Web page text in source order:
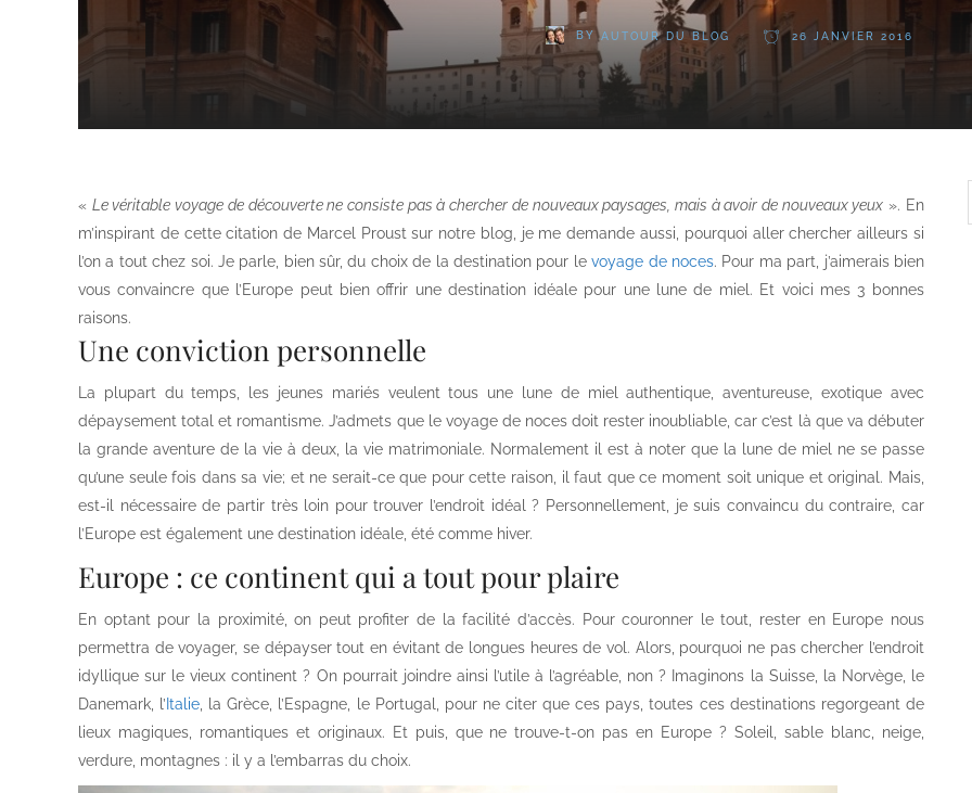
BY AUTOUR DU BLOG 26 JANVIER 2016
« Le véritable voyage de découverte ne consiste pas à chercher de nouveaux paysages, mais à avoir de nouveaux yeux ». En
m’inspirant de cette citation de Marcel Proust sur notre blog, je me demande aussi, pourquoi aller chercher ailleurs si
l’on a tout chez soi. Je parle, bien sûr, du choix de la destination pour levoyage de noces. Pour ma part, j’aimerais bien
vous convaincre que l’Europe peut bien offrir une destination idéale pour une lune de miel. Et voici mes 3 bonnes
raisons.
Une conviction personnelle
La plupart du temps, les jeunes mariés veulent tous une lune de miel authentique, aventureuse, exotique avec
dépaysement total et romantisme. J’admets que le voyage de noces doit rester inoubliable, car c’est là que va débuter
la grande aventure de la vie à deux, la vie matrimoniale. Normalement il est à noter que la lune de miel ne se passe
qu’une seule fois dans sa vie; et ne serait-ce que pour cette raison, il faut que ce moment soit unique et original. Mais,
est-il nécessaire de partir très loin pour trouver l’endroit idéal ? Personnellement, je suis convaincu du contraire, car
l’Europe est également une destination idéale, été comme hiver.
Europe : ce continent qui a tout pour plaire
En optant pour la proximité, on peut profiter de la facilité d’accès. Pour couronner le tout, rester en Europe nous
permettra de voyager, se dépayser tout en évitant de longues heures de vol. Alors, pourquoi ne pas chercher l’endroit
idyllique sur le vieux continent ? On pourrait joindre ainsi l’utile à l’agréable, non ? Imaginons la Suisse, la Norvège, le
Danemark, l’ Italie , la Grèce, l’Espagne, le Portugal, pour ne citer que ces pays, toutes ces destinations regorgeant de
lieux magiques, romantiques et originaux. Et puis, que ne trouve-t-on pas en Europe ? Soleil, sable blanc, neige,
verdure, montagnes : il y a l’embarras du choix.